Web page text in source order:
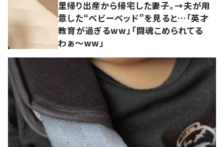
里帰り出産から帰宅した妻子。→夫が用
意した“ベビーベッド”を見ると…「英才
教育が過ぎるww」「闘魂こめられてる
わぁ～ww」